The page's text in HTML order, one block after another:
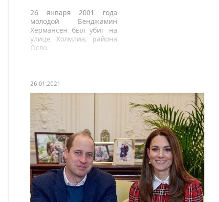
26 января 2001 года
молодой Бенджамин
Хермансен был убит на
улице Холмлиа, района
Осло.
26.01.2021